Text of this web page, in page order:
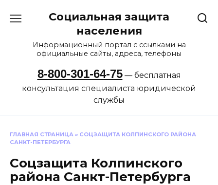
Социальная защита
населения
Информационный портал с ссылками на
официальные сайты, адреса, телефоны
8-800-301-64-75— бесплатная
консультация специалиста юридической
службы
ГЛАВНАЯ СТРАНИЦА » СОЦЗАЩИТА КОЛПИНСКОГО РАЙОНА
САНКТ-ПЕТЕРБУРГА
Соцзащита Колпинского
района Санкт-Петербурга